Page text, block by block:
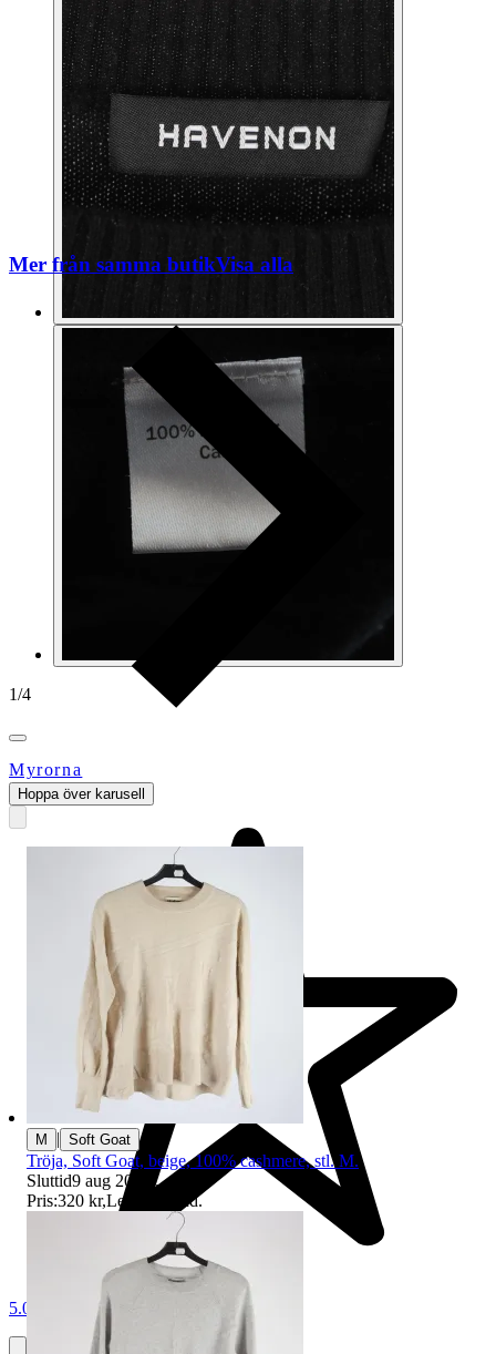
1/4
Myrorna
5.0
Mer från samma butikVisa alla
Hoppa över karusell
M | Soft Goat
Tröja, Soft Goat, beige, 100% cashmere, stl. M.
Sluttid9 aug 20:51 .
Pris:320 kr,Ledande bud.